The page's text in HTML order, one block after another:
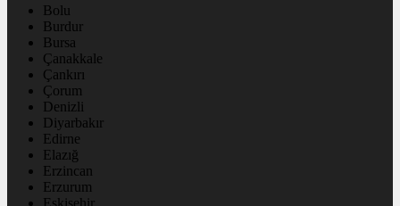
Bolu
Burdur
Bursa
Çanakkale
Çankırı
Çorum
Denizli
Diyarbakır
Edirne
Elazığ
Erzincan
Erzurum
Eskişehir